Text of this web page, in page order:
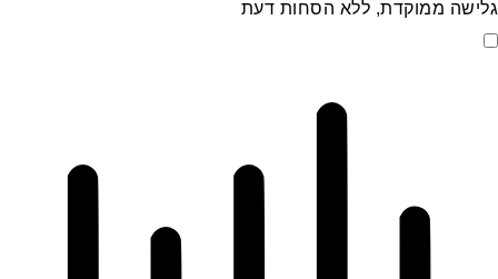
גלישה ממוקדת, ללא הסחות דעת
מצב ידידותי ל-ADHD